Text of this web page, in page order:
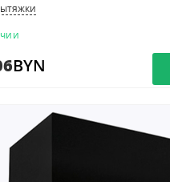
BYN